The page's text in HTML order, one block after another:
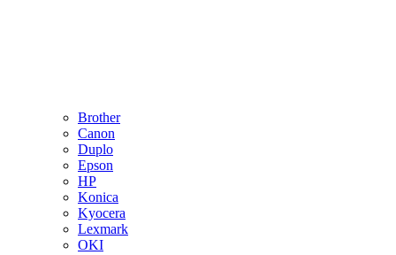
Brother
Canon
Duplo
Epson
HP
Konica
Kyocera
Lexmark
OKI